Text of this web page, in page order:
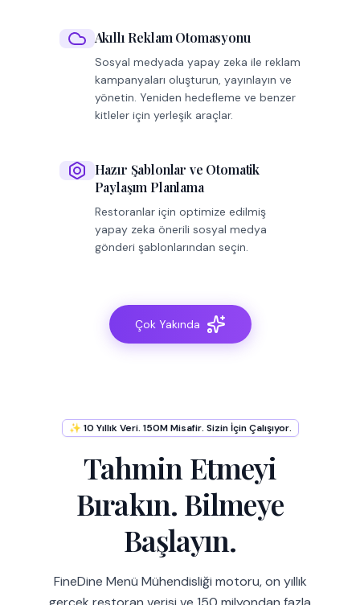
Akıllı Reklam Otomasyonu
Sosyal medyada yapay zeka ile reklam
kampanyaları oluşturun, yayınlayın ve
yönetin. Yeniden hedefleme ve benzer
kitleler için yerleşik araçlar.
Hazır Şablonlar ve Otomatik
Paylaşım Planlama
Restoranlar için optimize edilmiş
yapay zeka önerili sosyal medya
gönderi şablonlarından seçin.
Çok Yakında
✨ 10 Yıllık Veri. 150M Misafir. Sizin İçin Çalışıyor.
Tahmin Etmeyi
Bırakın. Bilmeye
Başlayın.
FineDine Menü Mühendisliği motoru, on yıllık